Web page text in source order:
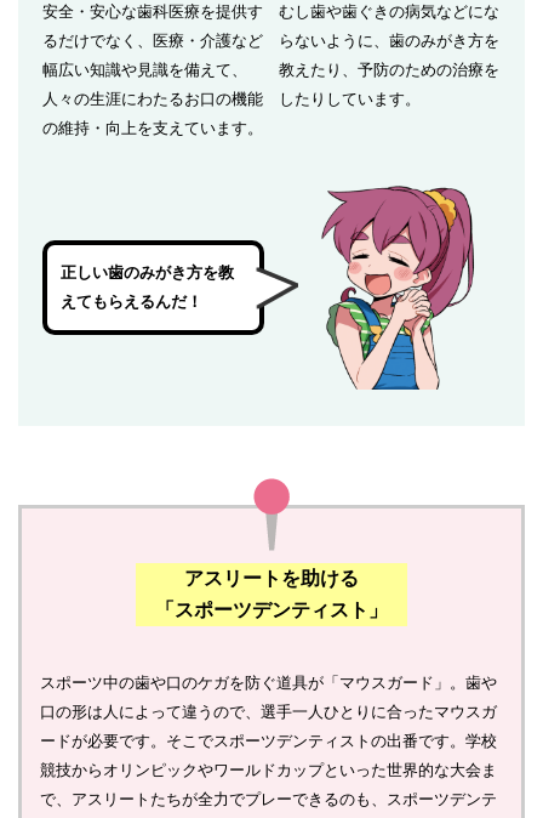
安全・安心な歯科医療を提供す
るだけでなく、医療・介護など
幅広い知識や見識を備えて、
人々の生涯にわたるお口の機能
の維持・向上を支えています。
むし歯や歯ぐきの病気などにな
らないように、歯のみがき方を
教えたり、予防のための治療を
したりしています。
正しい歯のみがき方を教
えてもらえるんだ！
アスリートを助ける
「スポーツデンティスト」
スポーツ中の歯や口のケガを防ぐ道具が「マウスガード」。歯や
口の形は人によって違うので、選手一人ひとりに合ったマウスガ
ードが必要です。そこでスポーツデンティストの出番です。学校
競技からオリンピックやワールドカップといった世界的な大会ま
で、アスリートたちが全力でプレーできるのも、スポーツデンテ